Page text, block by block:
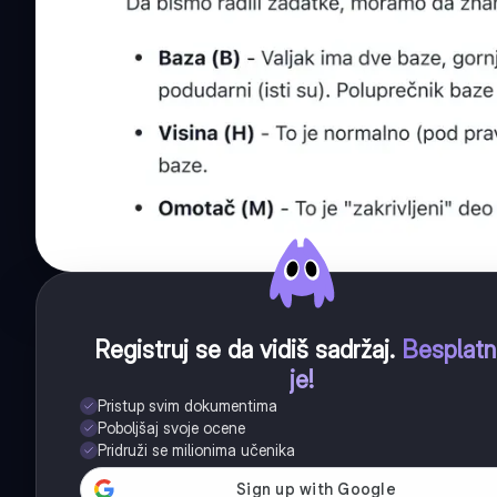
Registruj se da vidiš sadržaj.
je!
Pristup svim dokumentima
Poboljšaj svoje ocene
Pridruži se milionima učenika